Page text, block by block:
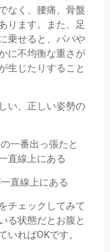
なく、腰痛、骨盤
ります。また、足
乗せると、パパや
に不均衡な重さが
生じたりすること
い、正しい姿勢の
一番出っ張たと
直線上にある
直線上にある
チェックしてみて
る状態だとお腹と
ればOKです。